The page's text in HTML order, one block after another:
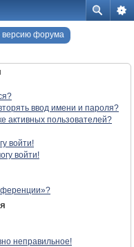
версию форума
ввод имени и пароля?
активных пользователей?
войти!
войти!
неправильное!